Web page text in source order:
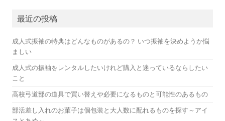
最近の投稿
成人式振袖の特典はどんなものがあるの？ いつ振袖を決めようか悩
ましい
成人式の振袖をレンタルしたいけれど購入と迷っているならしたい
こと
高校弓道部の道具で買い替えや必要になるものと可能性のあるもの
部活差し入れのお菓子は個包装と大人数に配れるものを探す～アイ